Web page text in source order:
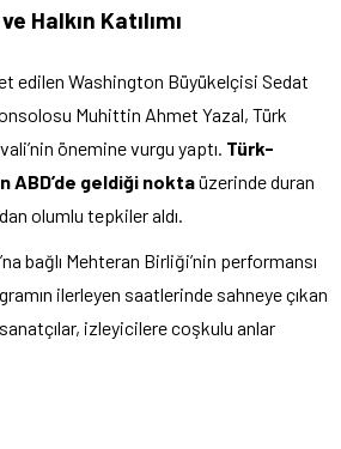
Halkın Katılımı
edilen Washington Büyükelçisi Sedat
Muhittin Ahmet Yazal, Türk
önemine vurgu yaptı. Türk-
ABD’de geldiği noktaüzerinde duran
olumlu tepkiler aldı.
bağlı Mehteran Birliği’nin performansı
ilerleyen saatlerinde sahneye çıkan
izleyicilere coşkulu anlar